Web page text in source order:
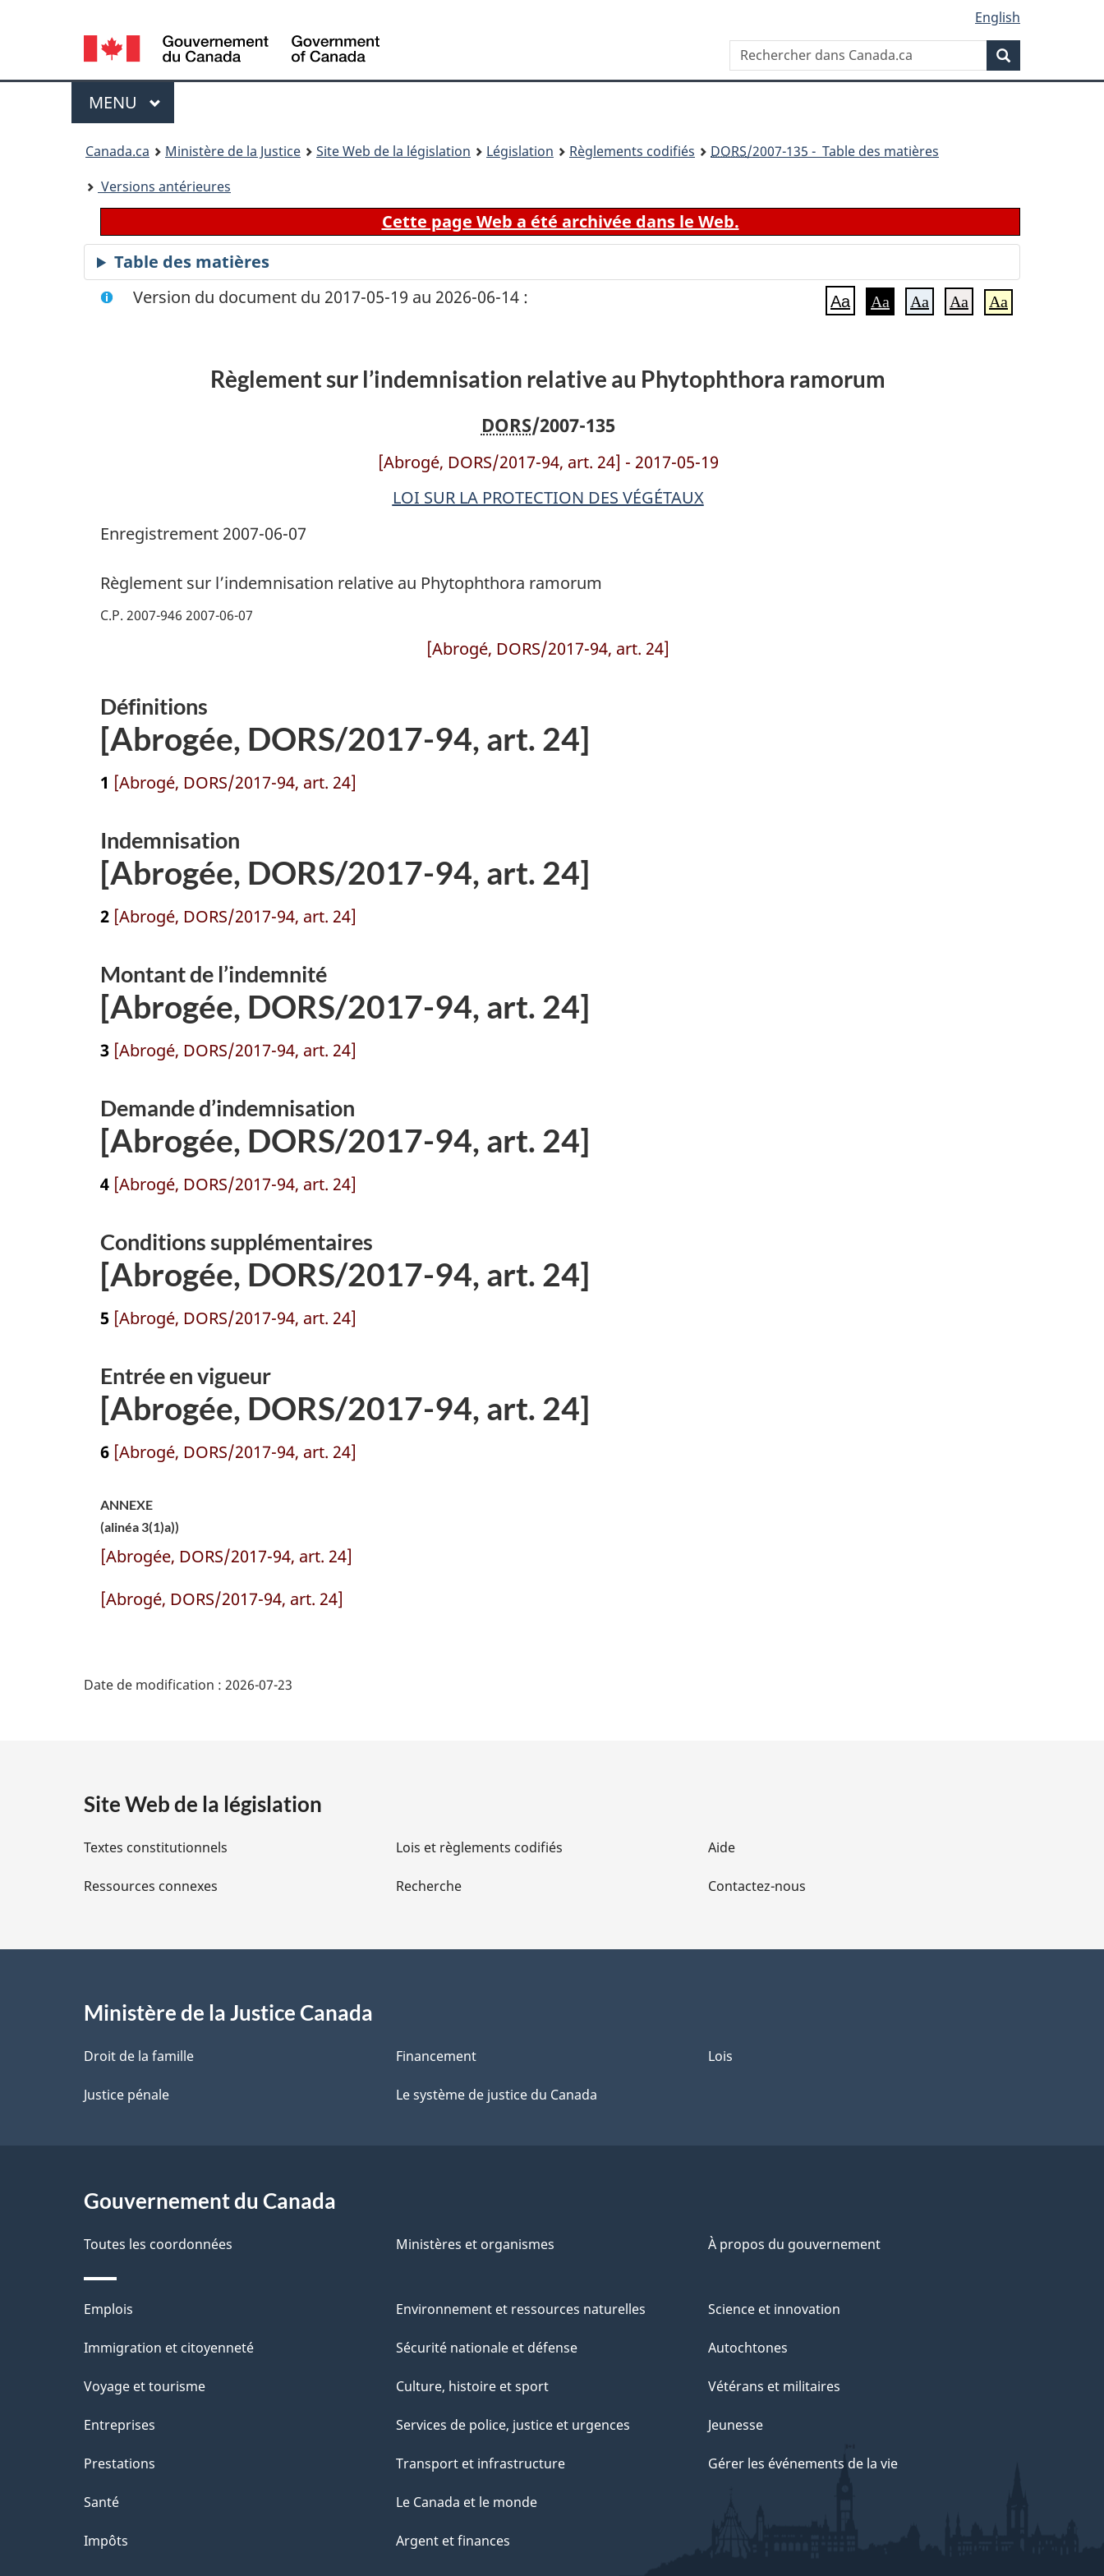
principal
À
site
version
Language
selection
English
Rechercher
dans
Canada.ca
Menu
MENU PRINCIPAL
Canada.ca Ministère de la Justice Site Web de la législation Législation Règlements codifiés DORS/2007-135 - Table des matières
Versions antérieures
Cette page Web a été archivée dans le Web.
Table des matières
Aa Aa Aa Aa Aa
Version du document du 2017-05-19 au 2026-06-14 :
Règlement sur l’indemnisation relative au Phytophthora ramorum
DORS/2007-135
[Abrogé, DORS/2017-94, art. 24] - 2017-05-19
LOI SUR LA PROTECTION DES VÉGÉTAUX
Enregistrement 2007-06-07
Règlement sur l’indemnisation relative au Phytophthora ramorum
C.P. 2007-946 2007-06-07
[Abrogé, DORS/2017-94, art. 24]
Définitions
[Abrogée, DORS/2017-94, art. 24]
1 [Abrogé, DORS/2017-94, art. 24]
Indemnisation
[Abrogée, DORS/2017-94, art. 24]
2 [Abrogé, DORS/2017-94, art. 24]
Montant de l’indemnité
[Abrogée, DORS/2017-94, art. 24]
3 [Abrogé, DORS/2017-94, art. 24]
Demande d’indemnisation
[Abrogée, DORS/2017-94, art. 24]
4 [Abrogé, DORS/2017-94, art. 24]
Conditions supplémentaires
[Abrogée, DORS/2017-94, art. 24]
5 [Abrogé, DORS/2017-94, art. 24]
Entrée en vigueur
[Abrogée, DORS/2017-94, art. 24]
6 [Abrogé, DORS/2017-94, art. 24]
ANNEXE
(alinéa 3(1)a))
[Abrogée, DORS/2017-94, art. 24]
[Abrogé, DORS/2017-94, art. 24]
i
l
s
l
a
p
e
Date de modification : 2026-07-23
Site Web de la législation
Textes constitutionnels
Ressources connexes
Lois et règlements codifiés
Recherche
Aide
Contactez-nous
Ministère de la Justice Canada
Droit de la famille
Justice pénale
Financement
Le système de justice du Canada
Lois
Gouvernement du Canada
Toutes les coordonnées Ministères et organismes À propos du gouvernement
Thèmes
et
Emplois
Immigration et citoyenneté
Voyage et tourisme
Entreprises
Prestations
Santé
Impôts
Environnement et ressources naturelles
Sécurité nationale et défense
Culture, histoire et sport
Services de police, justice et urgences
Transport et infrastructure
Le Canada et le monde
Argent et finances
Science et innovation
Autochtones
Vétérans et militaires
Jeunesse
Gérer les événements de la vie